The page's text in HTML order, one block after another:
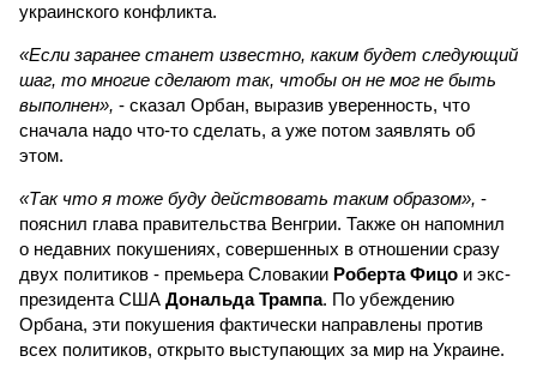
украинского конфликта.
«Если заранее станет известно, каким будет следующий
шаг, то многие сделают так, чтобы он не мог не быть
выполнен», - сказал Орбан, выразив уверенность, что
сначала надо что-то сделать, а уже потом заявлять об
этом.
«Так что я тоже буду действовать таким образом», -
пояснил глава правительства Венгрии. Также он напомнил
о недавних покушениях, совершенных в отношении сразу
двух политиков - премьера Словакии Роберта Фицо и экс-
президента США Дональда Трампа. По убеждению
Орбана, эти покушения фактически направлены против
всех политиков, открыто выступающих за мир на Украине.